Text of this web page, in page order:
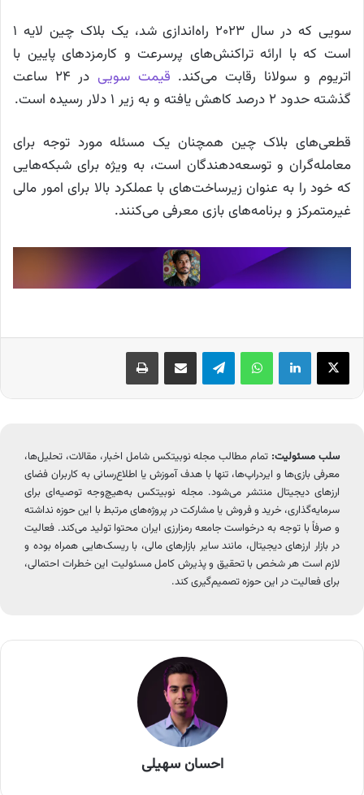
سویی که در سال ۲۰۲۳ راه‌اندازی شد، یک بلاک‌ چین‌ لایه ۱
است که با ارائه تراکنش‌های پرسرعت و کارمزدهای پایین با
اتریوم و سولانا رقابت می‌کند. قیمت سویی
در ۲۴ ساعت
گذشته حدود ۲ درصد کاهش یافته‌ و به زیر ۱ دلار رسیده‌ است.
قطعی‌های بلاک‌ چین همچنان یک مسئله مورد توجه برای
معامله‌گران و توسعه‌دهندگان است، به ویژه برای شبکه‌هایی
که خود را به عنوان زیرساخت‌های با عملکرد بالا برای امور مالی
غیرمتمرکز و برنامه‌های بازی معرفی می‌کنند.
X لینکدین واتس آپ تلگرام اشتراک گذاری از طریق ایمیل چاپ
سلب مسئولیت: تمام مطالب مجله نوبیتکس شامل اخبار، مقالات، تحلیل‌ها،
معرفی بازی‌ها و ایردراپ‌ها، تنها با هدف آموزش یا اطلاع‌رسانی به کاربران فضای
ارزهای دیجیتال منتشر می‌شود. مجله نوبیتکس به‌هیچ‌وجه توصیه‌ای برای
سرمایه‌گذاری، خرید و فروش یا مشارکت در پروژه‌های مرتبط با این حوزه نداشته
و صرفاً با توجه به درخواست جامعه رمزارزی ایران محتوا تولید می‌کند. فعالیت
در بازار ارزهای دیجیتال، مانند سایر بازارهای مالی، با ریسک‌هایی همراه بوده و
لازم است هر شخص با تحقیق و پذیرش کامل مسئولیت این خطرات احتمالی،
برای فعالیت در این حوزه تصمیم‌گیری کند.
احسان سهیلی